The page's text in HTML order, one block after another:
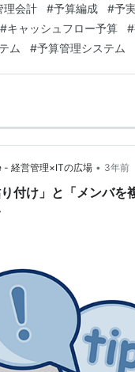
字通り、様々な無限の可
弁に語ってくださるのは
。 今回は、長崎に行っ
協同組合様（JA長崎せ
理会計 #予算編成 #予
#キャッシュフロー予算 #
ム #予算管理システム
- 経営管理×ITの広場 • 3年前
り付け」と「メンバを